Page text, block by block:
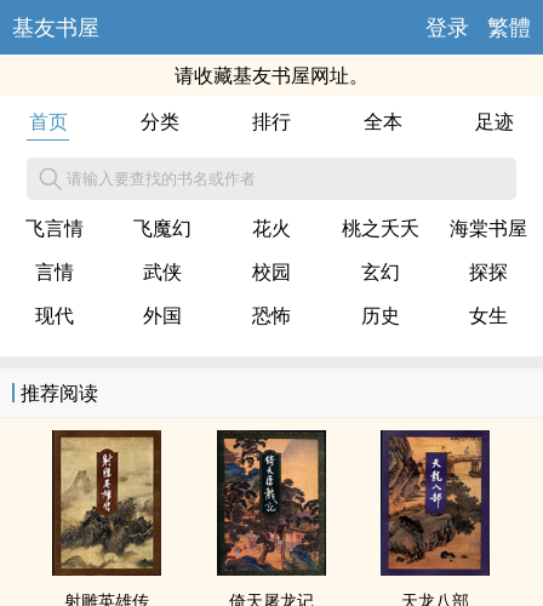
基友书屋 登录 繁體
请收藏基友书屋网址。
首页
分类 排行 全本 足迹
请输入要查找的书名或作者
飞言情 飞魔幻 花火 桃之夭夭
海棠书屋
言情
武侠 校园 玄幻
探探
现代
外国 恐怖 历史 女生
推荐阅读
射雕英雄传 倚天屠龙记 天龙八部